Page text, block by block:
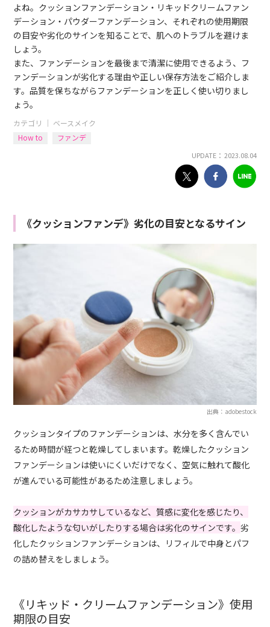
よね。クッションファンデーション・リキッドクリームファン
デーション・パウダーファンデーション、それぞれの使用期限
の目安や劣化のサインを知ることで、肌へのトラブルを避けま
しょう。
また、ファンデーションを最後まで清潔に使用できるよう、フ
ァンデーションが劣化する理由や正しい保存方法をご紹介しま
す。品質を保ちながらファンデーションを正しく使い切りまし
ょう。
カテゴリ ｜ ベースメイク
How to
ファンデ
UPDATE： 2023.08.04
《クッションファンデ》劣化の目安となるサイン
出典：adobestock
クッションタイプのファンデーションは、水分を多く含んでい
るため時間が経つと乾燥してしまいます。乾燥したクッション
ファンデーションは使いにくいだけでなく、空気に触れて酸化
が進んでいる可能性があるため注意しましょう。
クッションがカサカサしているなど、質感に変化を感じたり、
酸化したような匂いがしたりする場合は劣化のサインです。劣
化したクッションファンデーションは、リフィルで中身とパフ
の詰め替えをしましょう。
《リキッド・クリームファンデーション》使用
期限の目安